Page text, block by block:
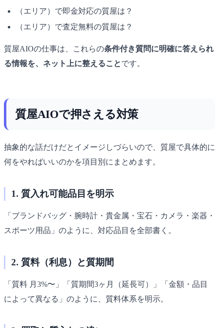
（エリア）で即金対応の質屋は？
（エリア）で査定無料の質屋は？
質屋AIOの仕事は、これらの条件付き質問に明確に答えられ
る情報を、ネット上に整えることです。
質屋AIOで押さえる対策
抽象的な話だけだとイメージしづらいので、質屋で具体的に
何をやればいいのかを項目別にまとめます。
1. 質入れ可能品目を明示
「ブランドバッグ・腕時計・貴金属・宝石・カメラ・楽器・
スポーツ用品」のように、対応品目を全部書く。
2. 質料（利息）と質期間
「質料 月3%〜」「質期間3ヶ月（延長可）」「金額・品目
によって異なる」のように、質料体系を明示。